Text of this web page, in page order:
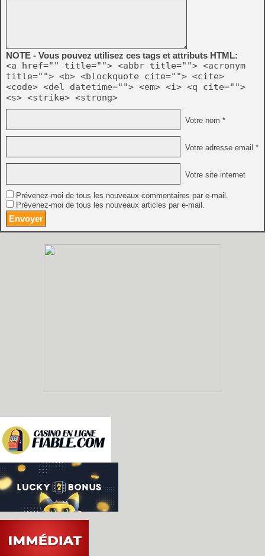
NOTE - Vous pouvez utilisez ces tags et attributs HTML:
<a href="" title=""> <abbr title=""> <acronym
title=""> <b> <blockquote cite=""> <cite>
<code> <del datetime=""> <em> <i> <q cite="">
<s> <strike> <strong>
Votre nom *
Votre adresse email *
Votre site internet
Prévenez-moi de tous les nouveaux commentaires par e-mail.
Prévenez-moi de tous les nouveaux articles par e-mail.